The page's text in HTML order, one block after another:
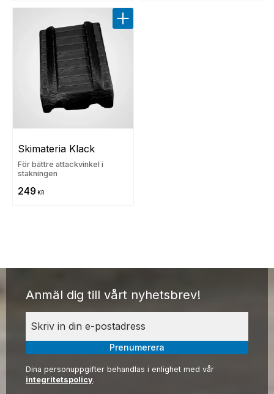
Skimateria Klack
För bättre attackvinkel i
stakningen
249 KR
Lägg till i favoriter
Anmäl dig till vårt nyhetsbrev!
Prenumerera
Dina personuppgifter behandlas i enlighet med vår
integritetspolicy.